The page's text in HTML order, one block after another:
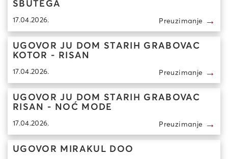
SBUTEGA
17.04.2026. Preuzimanje →
UGOVOR JU DOM STARIH GRABOVAC
KOTOR - RISAN
17.04.2026. Preuzimanje →
UGOVOR JU DOM STARIH GRABOVAC
RISAN - NOĆ MODE
17.04.2026. Preuzimanje →
UGOVOR MIRAKUL DOO